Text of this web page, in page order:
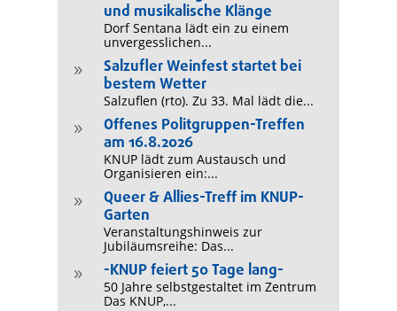
und musikalische Klänge
Dorf Sentana lädt ein zu einem
unvergesslichen...
9
Salzufler Weinfest startet bei
bestem Wetter
Salzuflen (rto). Zu 33. Mal lädt die...
9
Offenes Politgruppen-Treffen
am 16.8.2026
KNUP lädt zum Austausch und
Organisieren ein:...
9
Queer & Allies-Treff im KNUP-
Garten
Veranstaltungshinweis zur
Jubiläumsreihe: Das...
9 -KNUP feiert 50 Tage lang-
50 Jahre selbstgestaltet im Zentrum
Das KNUP,...